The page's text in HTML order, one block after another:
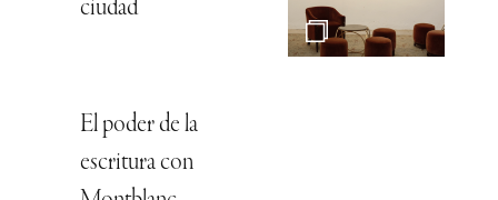
ciudad
El poder de la
escritura con